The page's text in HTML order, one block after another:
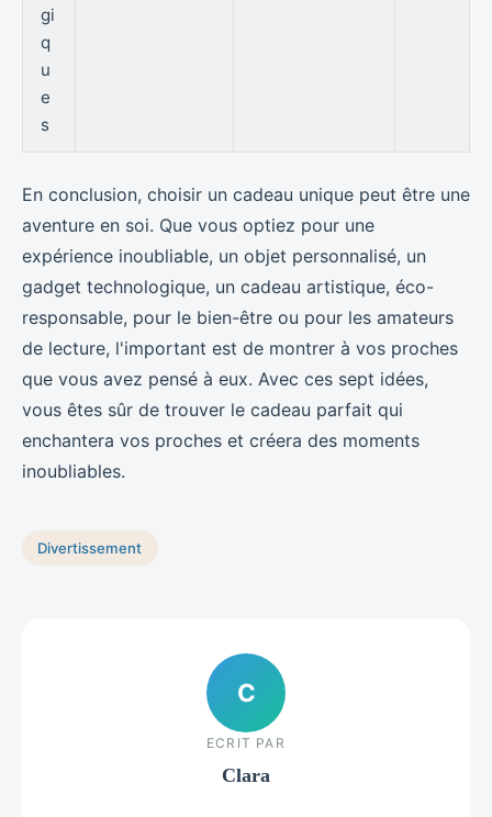
gi
q
u
e
s
En conclusion, choisir un cadeau unique peut être une
aventure en soi. Que vous optiez pour une
expérience inoubliable, un objet personnalisé, un
gadget technologique, un cadeau artistique, éco-
responsable, pour le bien-être ou pour les amateurs
de lecture, l'important est de montrer à vos proches
que vous avez pensé à eux. Avec ces sept idées,
vous êtes sûr de trouver le cadeau parfait qui
enchantera vos proches et créera des moments
inoubliables.
Divertissement
C
ECRIT PAR
Clara